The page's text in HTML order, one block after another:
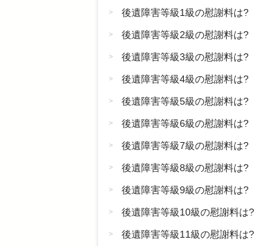
後遺障害等級1級の慰謝料は?
後遺障害等級2級の慰謝料は?
後遺障害等級3級の慰謝料は?
後遺障害等級4級の慰謝料は?
後遺障害等級5級の慰謝料は?
後遺障害等級6級の慰謝料は?
後遺障害等級7級の慰謝料は?
後遺障害等級8級の慰謝料は?
後遺障害等級9級の慰謝料は?
後遺障害等級10級の慰謝料は?
後遺障害等級11級の慰謝料は?